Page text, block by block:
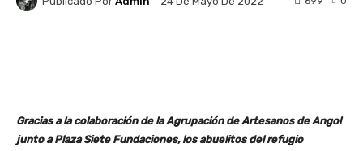
Gracias a la colaboración de la Agrupación de Artesanos de Angol
junto a Plaza Siete Fundaciones, los abuelitos del refugio